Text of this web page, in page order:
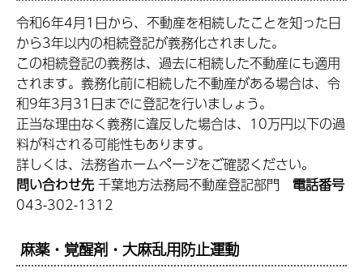
令和6年4月1日から、不動産を相続したことを知った日
から3年以内の相続登記が義務化されました。
この相続登記の義務は、過去に相続した不動産にも適用
されます。義務化前に相続した不動産がある場合は、令
和9年3月31日までに登記を行いましょう。
正当な理由なく義務に違反した場合は、10万円以下の過
料が科される可能性もあります。
詳しくは、法務省ホームページをご確認ください。
問い合わせ先 千葉地方法務局不動産登記部門 電話番号
043-302-1312
麻薬・覚醒剤・大麻乱用防止運動